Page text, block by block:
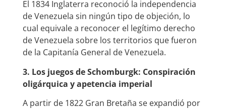
El 1834 Inglaterra reconoció la independencia
de Venezuela sin ningún tipo de objeción, lo
cual equivale a reconocer el legítimo derecho
de Venezuela sobre los territorios que fueron
de la Capitanía General de Venezuela.
3. Los juegos de Schomburgk: Conspiración
oligárquica y apetencia imperial
A partir de 1822 Gran Bretaña se expandió por